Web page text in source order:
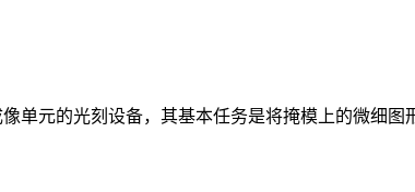
单元的光刻设备，其基本任务是将掩模上的微细